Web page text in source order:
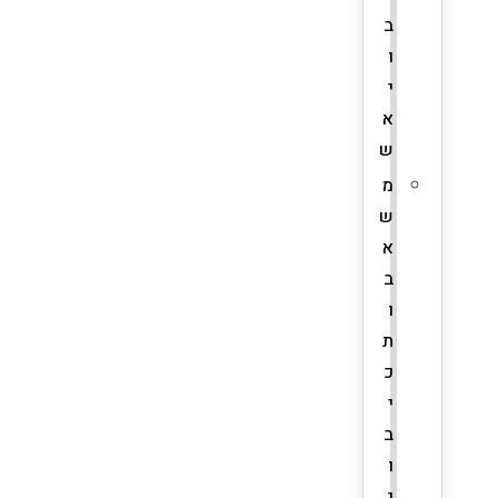
ב
ו
י
א
ש
מ
ש
א
ב
ו
ת
כ
י
ב
ו